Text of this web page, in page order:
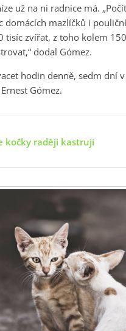
už na ni radnice má.
domácích mazlíčků i
tisíc zvířat, z toho kolem
dodal Gómez.
hodin denně, sedm dní
Gómez.
kočky raději kastrují